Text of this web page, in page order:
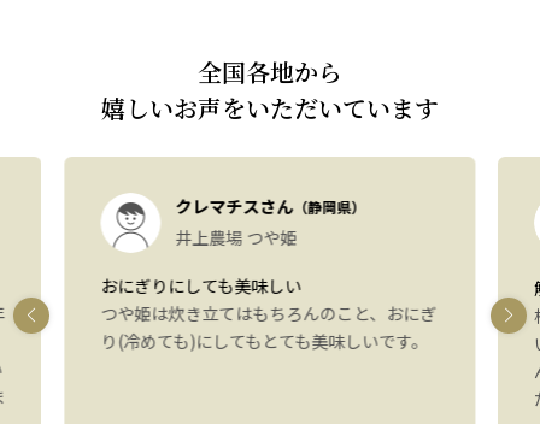
全国各地から
嬉しいお声をいただいています
クレマチスさん（静岡県）
井上農場 つや姫
おにぎりにしても美味しい
つや姫は炊き立てはもちろんのこと、おにぎ
り(冷めても)にしてもとても美味しいです。